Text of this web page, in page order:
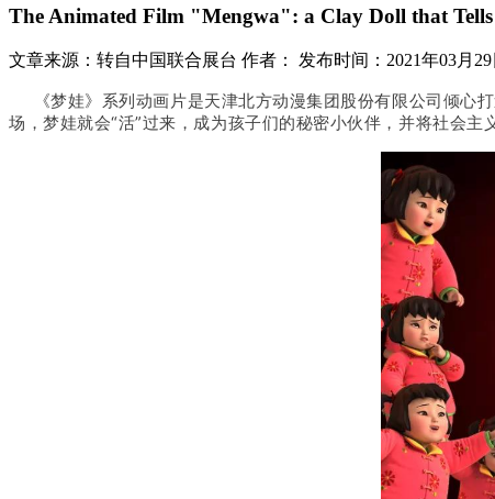
The Animated Film "Mengwa": a Clay Doll that
文章来源：转自中国联合展台 作者： 发布时间：2021年03月29
《梦娃》系列动画片是天津北方动漫集团股份有限公司倾心
场，梦娃就会“活”过来，成为孩子们的秘密小伙伴，并将社会